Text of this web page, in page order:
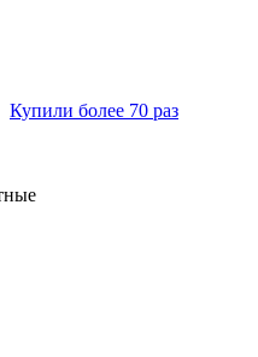
Купили более 70 раз